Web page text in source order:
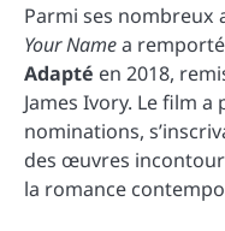
Parmi ses nombreux
Your Namea remporté
Adapté en 2018,
James Ivory. Le film
nominations,
des œuvres
la romance